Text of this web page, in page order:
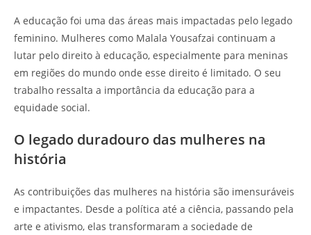
A educação foi uma das áreas mais impactadas pelo legado
feminino. Mulheres como Malala Yousafzai continuam a
lutar pelo direito à educação, especialmente para meninas
em regiões do mundo onde esse direito é limitado. O seu
trabalho ressalta a importância da educação para a
equidade social.
O legado duradouro das mulheres na
história
As contribuições das mulheres na história são imensuráveis
e impactantes. Desde a política até a ciência, passando pela
arte e ativismo, elas transformaram a sociedade de